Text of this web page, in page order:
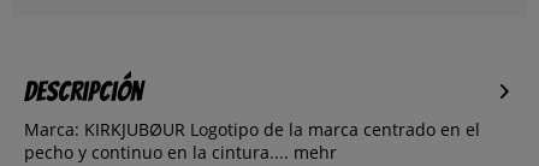
Descripción
Marca: KIRKJUBØUR Logotipo de la marca centrado en el
pecho y continuo en la cintura.... mehr